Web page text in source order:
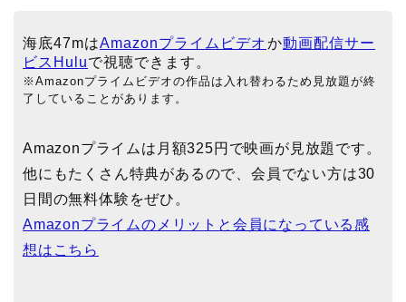
海底47mはAmazonプライムビデオか動画配信サー
ビスHuluで視聴できます。
※Amazonプライムビデオの作品は入れ替わるため見放題が終
了していることがあります。
Amazonプライムは月額325円で映画が見放題です。
他にもたくさん特典があるので、会員でない方は30
日間の無料体験をぜひ。
Amazonプライムのメリットと会員になっている感
想はこちら